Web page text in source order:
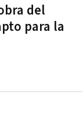
del
para la